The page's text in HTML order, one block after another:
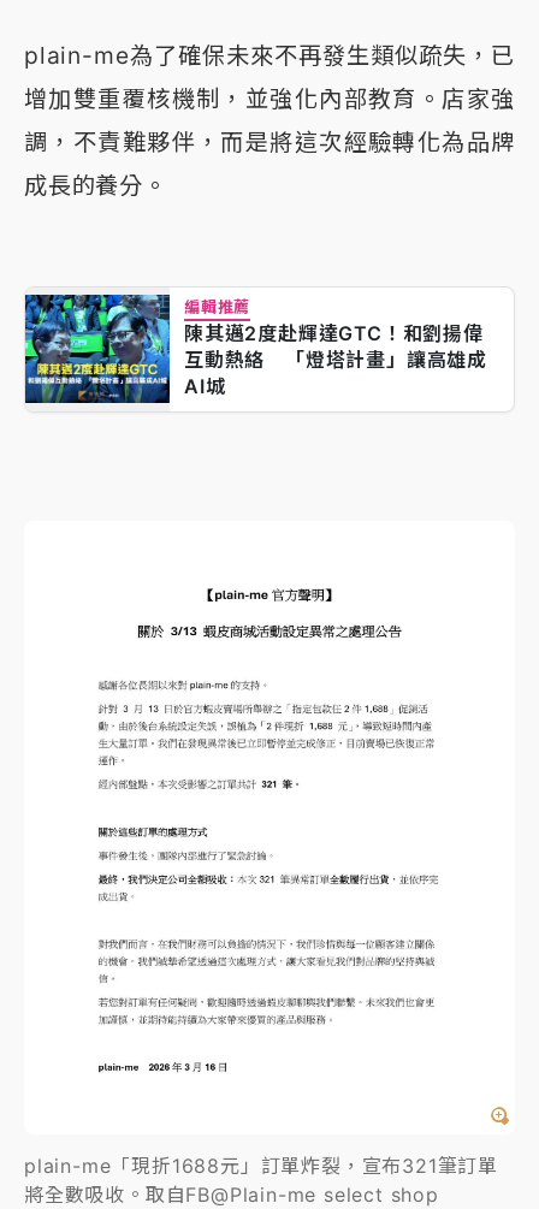
plain-me為了確保未來不再發生類似疏失，已
增加雙重覆核機制，並強化內部教育。店家強
調，不責難夥伴，而是將這次經驗轉化為品牌
成長的養分。
編輯推薦
陳其邁2度赴輝達GTC！和劉揚偉
互動熱絡 「燈塔計畫」讓高雄成
AI城
plain-me「現折1688元」訂單炸裂，宣布321筆訂單
將全數吸收。取自FB@Plain-me select shop